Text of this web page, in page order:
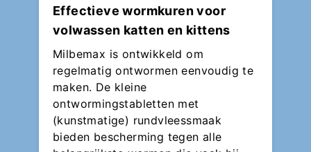
Effectieve wormkuren voor
volwassen katten en kittens
Milbemax is ontwikkeld om
regelmatig ontwormen eenvoudig te
maken. De kleine
ontwormingstabletten met
(kunstmatige) rundvleessmaak
bieden bescherming tegen alle